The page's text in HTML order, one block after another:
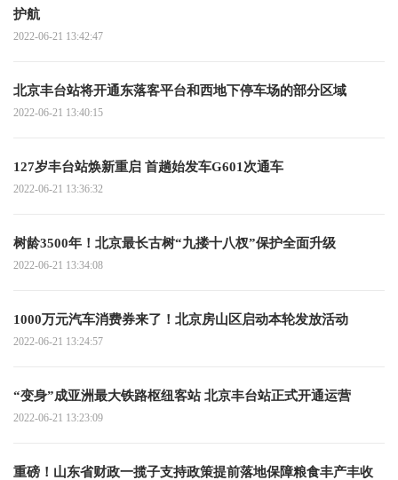
护航
2022-06-21 13:42:47
北京丰台站将开通东落客平台和西地下停车场的部分区域
2022-06-21 13:40:15
127岁丰台站焕新重启 首趟始发车G601次通车
2022-06-21 13:36:32
树龄3500年！北京最长古树“九搂十八杈”保护全面升级
2022-06-21 13:34:08
1000万元汽车消费券来了！北京房山区启动本轮发放活动
2022-06-21 13:24:57
“变身”成亚洲最大铁路枢纽客站 北京丰台站正式开通运营
2022-06-21 13:23:09
重磅！山东省财政一揽子支持政策提前落地保障粮食丰产丰收